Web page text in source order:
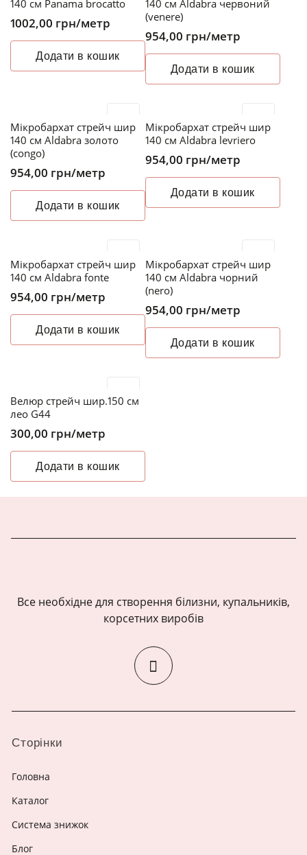
140 см Panama brocatto
1002,00 грн/метр
Додати в кошик
140 см Aldabra червоний
(venere)
954,00 грн/метр
Додати в кошик
Мікробархат стрейч шир
140 см Aldabra золото
(congo)
954,00 грн/метр
Додати в кошик
Мікробархат стрейч шир
140 см Aldabra levriero
954,00 грн/метр
Додати в кошик
Мікробархат стрейч шир
140 см Aldabra fonte
954,00 грн/метр
Додати в кошик
Мікробархат стрейч шир
140 см Aldabra чорний
(nero)
954,00 грн/метр
Додати в кошик
Велюр стрейч шир.150 см
лео G44
300,00 грн/метр
Додати в кошик
Все необхідне для створення білизни, купальників,
корсетних виробів
Сторінки
Головна
Каталог
Система знижок
Блог